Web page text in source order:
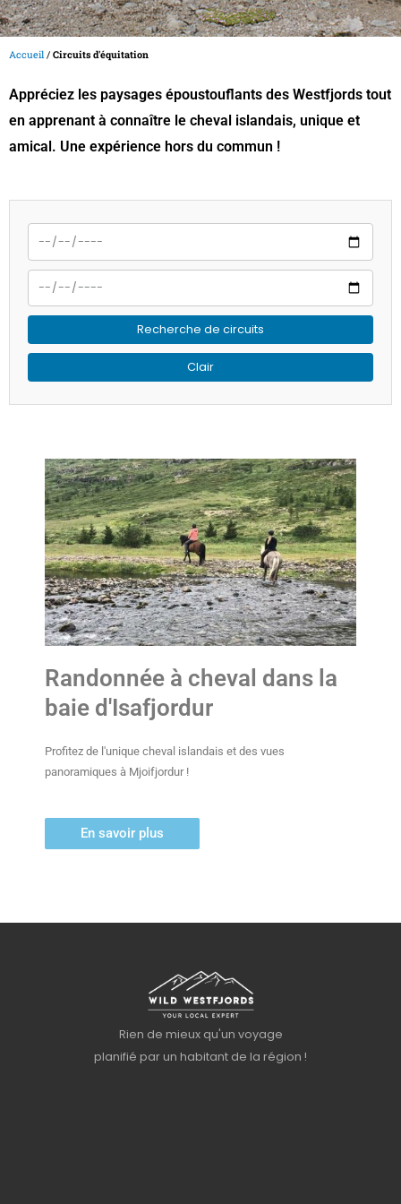
Accueil / Circuits d'équitation
Appréciez les paysages époustouflants des Westfjords tout
en apprenant à connaître le cheval islandais, unique et
amical. Une expérience hors du commun !
Randonnée à cheval dans la
baie d'Isafjordur
Profitez de l'unique cheval islandais et des vues
panoramiques à Mjoifjordur !
En savoir plus
Rien de mieux qu'un voyage
planifié par un habitant de la région !